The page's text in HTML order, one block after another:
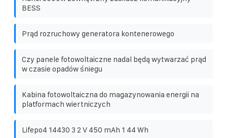
BESS
Prąd rozruchowy generatora kontenerowego
Czy panele fotowoltaiczne nadal będą wytwarzać prąd
w czasie opadów śniegu
Kabina fotowoltaiczna do magazynowania energii na
platformach wiertniczych
Lifepo4 14430 3 2 V 450 mAh 1 44 Wh